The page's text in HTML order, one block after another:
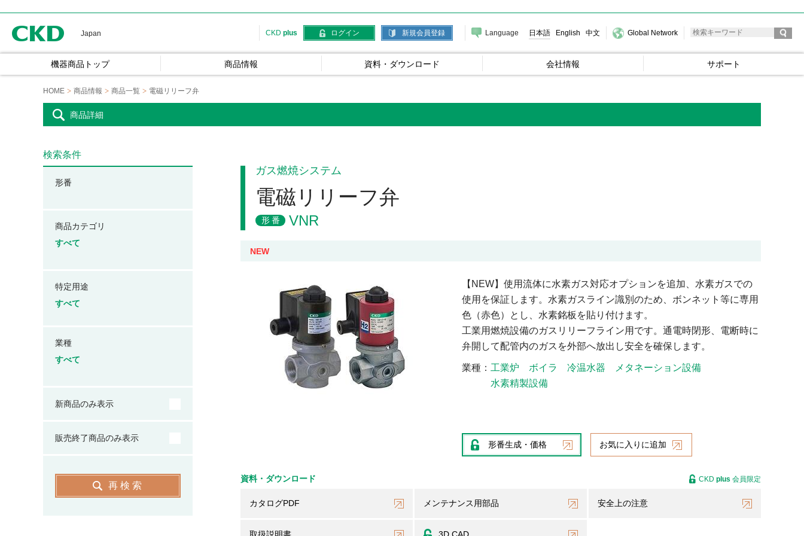
Japan CKD plus ログイン 新規会員登録 Language 日本語 English 中文 Global Network
機器商品トップ 商品情報 資料・ダウンロード 会社情報 サポート
HOME 商品情報 商品一覧 電磁リリーフ弁
商品詳細
ガス燃焼システム
電磁リリーフ弁
形番 VNR
NEW
【NEW】使用流体に水素ガス対応オプションを追加、水素ガスでの
使用を保証します。水素ガスライン識別のため、ボンネット等に専用
色（赤色）とし、水素銘板を貼り付けます。
工業用燃焼設備のガスリリーフライン用です。通電時閉形、電断時に
弁開して配管内のガスを外部へ放出し安全を確保します。
業種 工業炉 ボイラ 冷温水器
メタネーション設備
水素精製設備
形番生成・価格 お気に入りに追加
資料・ダウンロード
カタログPDF メンテナンス用部品 安全上の注意
CKD plus 会員限定
検索条件
形番
商品カテゴリ
すべて
特定用途
すべて
業種
すべて
新商品のみ表示
販売終了商品のみ表示
再検索